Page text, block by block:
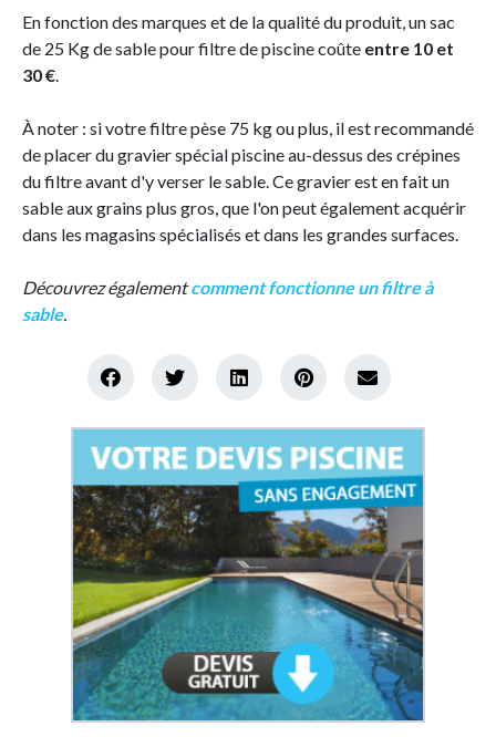
En fonction des marques et de la qualité du produit, un sac
de 25 Kg de sable pour filtre de piscine coûte entre 10 et
30 €
À noter : si votre filtre pèse 75 kg ou plus, il est recommandé
de placer du gravier spécial piscine au-dessus des crépines
du filtre avant d'y verser le sable. Ce gravier est en fait un
sable aux grains plus gros, que l'on peut également acquérir
dans les magasins spécialisés et dans les grandes surfaces.
Découvrez égalementcomment fonctionne un filtre à
sable.